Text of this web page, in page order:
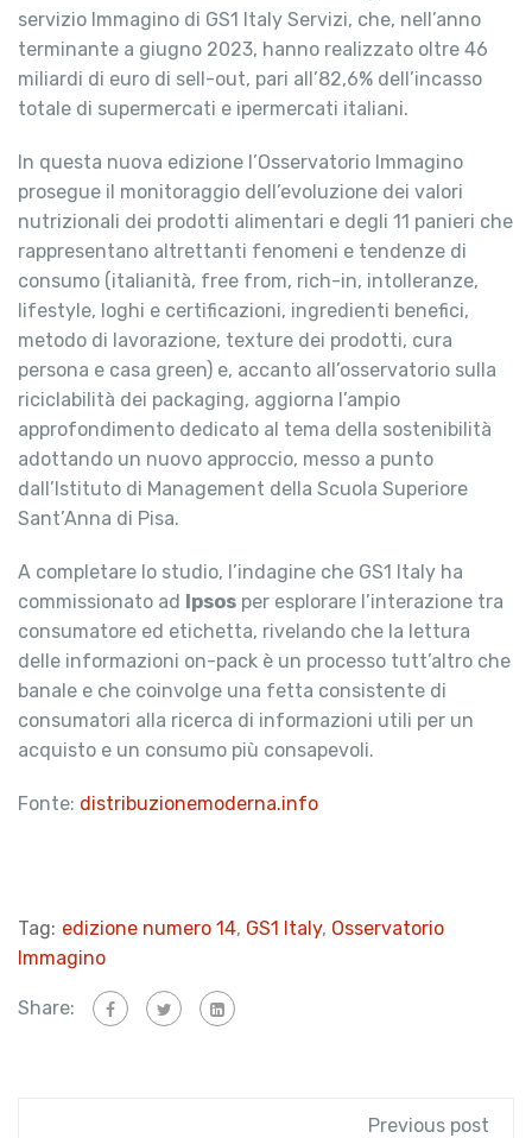
servizio Immagino di GS1 Italy Servizi, che, nell’anno
terminante a giugno 2023, hanno realizzato oltre 46
miliardi di euro di sell-out, pari all’82,6% dell’incasso
totale di supermercati e ipermercati italiani.
In questa nuova edizione l’Osservatorio Immagino
prosegue il monitoraggio dell’evoluzione dei valori
nutrizionali dei prodotti alimentari e degli 11 panieri che
rappresentano altrettanti fenomeni e tendenze di
consumo (italianità, free from, rich-in, intolleranze,
lifestyle, loghi e certificazioni, ingredienti benefici,
metodo di lavorazione, texture dei prodotti, cura
persona e casa green) e, accanto all’osservatorio sulla
riciclabilità dei packaging, aggiorna l’ampio
approfondimento dedicato al tema della sostenibilità
adottando un nuovo approccio, messo a punto
dall’Istituto di Management della Scuola Superiore
Sant’Anna di Pisa.
A completare lo studio, l’indagine che GS1 Italy ha
commissionato ad
Ipsos per esplorare l’interazione tra
consumatore ed etichetta, rivelando che la lettura
delle informazioni on-pack è un processo tutt’altro che
banale e che coinvolge una fetta consistente di
consumatori alla ricerca di informazioni utili per un
acquisto e un consumo più consapevoli.
Fonte: distribuzionemoderna.info
Tag: edizione numero 14, GS1 Italy, Osservatorio
Immagino
Share:
Previous post